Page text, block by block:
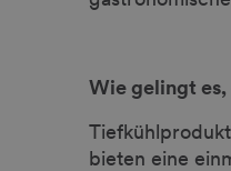
Wie gelingt
bieten eine